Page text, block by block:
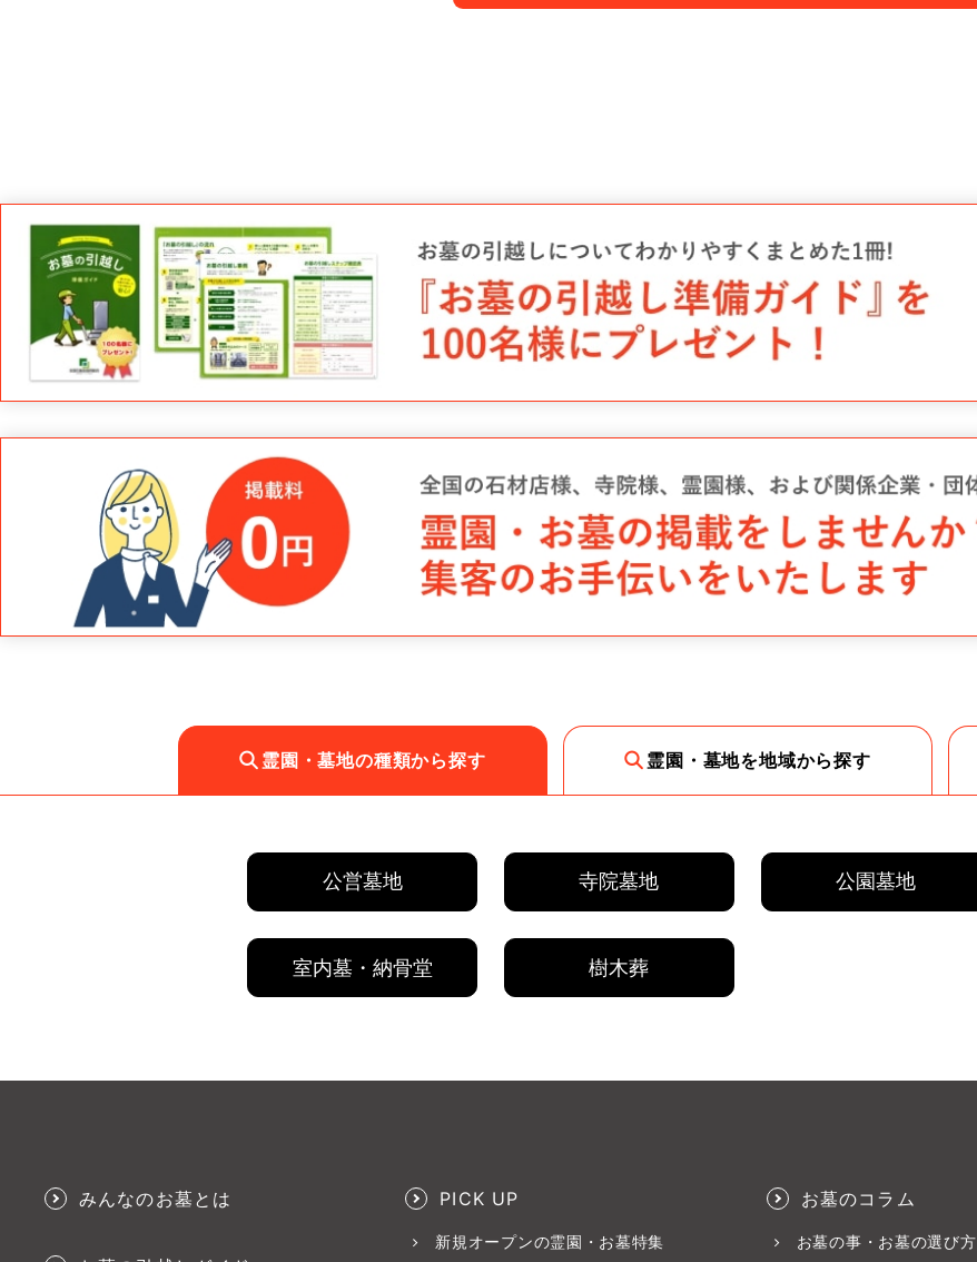
霊園・墓地の種類から探す 霊園・墓地を地域から探す
公営墓地 寺院墓地 公園墓地
室内墓・納骨堂 樹木葬
みんなのお墓とは PICK UP
新規オープンの霊園・お墓特集
お墓のコラム
お墓の事・お墓の選び方